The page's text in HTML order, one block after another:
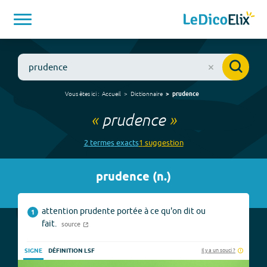
Vous êtes ici : Accueil Dictionnaire prudence
« prudence»
2 termesexacts1 suggestion
prudence (n.)
1
attention prudente portée à ce qu'on dit ou
fait.
source
SIGNE DÉFINITION LSF Il y a un souci ?